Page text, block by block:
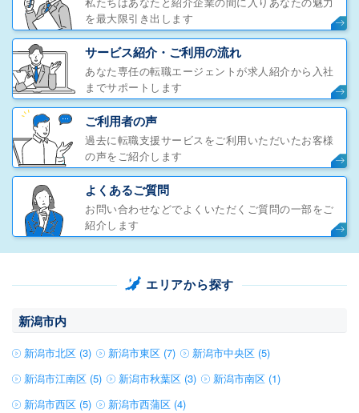
を最大限引き出します
サービス紹介・ご利用の流れ
あなた専任の転職エージェントが求人紹介から入社
までサポートします
ご利用者の声
過去に転職支援サービスをご利用いただいたお客様
の声をご紹介します
よくあるご質問
お問い合わせなどでよくいただくご質問の一部をご
紹介します
エリアから探す
新潟市内
新潟市北区 (3) 新潟市東区 (7)
新潟市中央区 (5)
新潟市江南区 (5)
新潟市秋葉区 (3)
新潟市南区 (1)
新潟市西区 (5)
新潟市西蒲区 (4)